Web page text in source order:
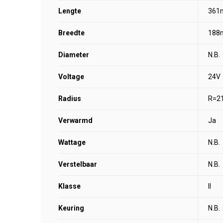
Lengte
Breedte
Diameter N.B.
Voltage 24V
Radius
Verwarmd Ja
Wattage N.B.
Verstelbaar N.B.
Klasse
Keuring N.B.